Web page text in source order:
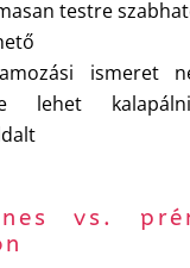
testre
ismeret
lehet
vs.